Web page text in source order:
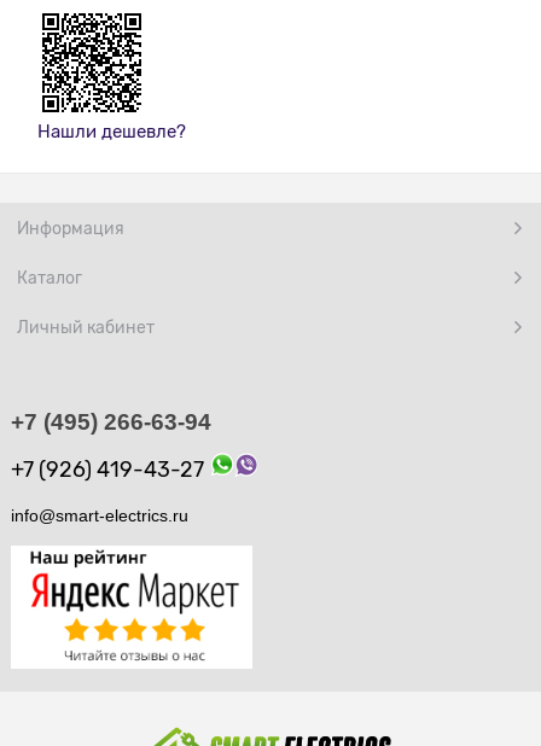
Нашли дешевле?
Информация
Каталог
Личный кабинет
+7 (495) 266-63-94
+7 (926) 419-43-27
info@smart-electrics.ru